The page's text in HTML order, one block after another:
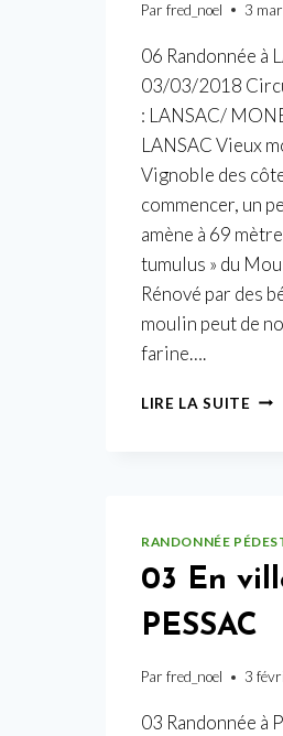
Par fred_noel 3
06 Randonnée à
03/03/2018
: LANSAC/
LANSAC Vieux
Vignoble des
commencer, un
amène à 69
tumulus » du
Rénové par des
moulin peut de
farine….
LIRE LA SUITE06
RANDONNÉE
03 En
PESSAC
Par fred_noel 3
03 Randonnée à